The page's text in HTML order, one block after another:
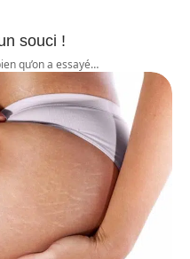
souci !
qu’on a essayé…